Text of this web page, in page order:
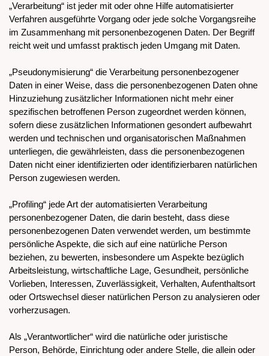
„Verarbeitung“ ist jeder mit oder ohne Hilfe automatisierter
Verfahren ausgeführte Vorgang oder jede solche Vorgangsreihe
im Zusammenhang mit personenbezogenen Daten. Der Begriff
reicht weit und umfasst praktisch jeden Umgang mit Daten.
„Pseudonymisierung“ die Verarbeitung personenbezogener
Daten in einer Weise, dass die personenbezogenen Daten ohne
Hinzuziehung zusätzlicher Informationen nicht mehr einer
spezifischen betroffenen Person zugeordnet werden können,
sofern diese zusätzlichen Informationen gesondert aufbewahrt
werden und technischen und organisatorischen Maßnahmen
unterliegen, die gewährleisten, dass die personenbezogenen
Daten nicht einer identifizierten oder identifizierbaren natürlichen
Person zugewiesen werden.
„Profiling“ jede Art der automatisierten Verarbeitung
personenbezogener Daten, die darin besteht, dass diese
personenbezogenen Daten verwendet werden, um bestimmte
persönliche Aspekte, die sich auf eine natürliche Person
beziehen, zu bewerten, insbesondere um Aspekte bezüglich
Arbeitsleistung, wirtschaftliche Lage, Gesundheit, persönliche
Vorlieben, Interessen, Zuverlässigkeit, Verhalten, Aufenthaltsort
oder Ortswechsel dieser natürlichen Person zu analysieren oder
vorherzusagen.
Als „Verantwortlicher“ wird die natürliche oder juristische
Person, Behörde, Einrichtung oder andere Stelle, die allein oder